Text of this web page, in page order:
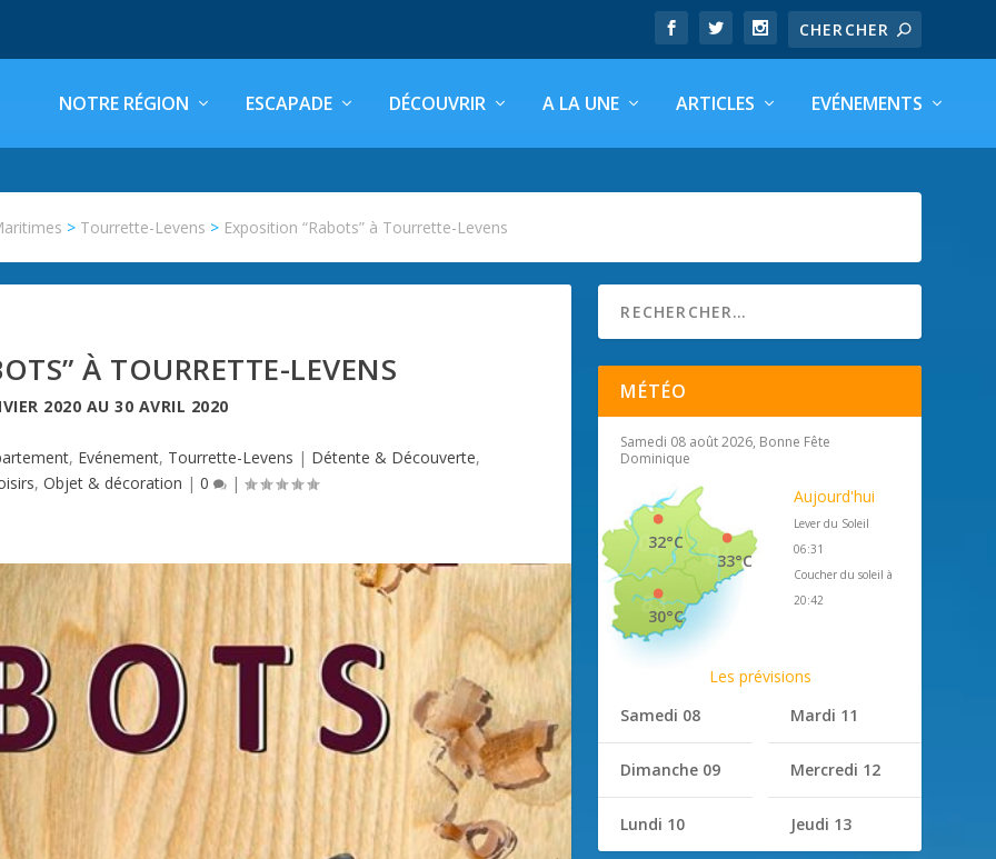
NOTRE RÉGION ESCAPADE DÉCOUVRIR A LA UNE ARTICLES EVÉNEMENTS
> Tourrette-Levens > Exposition “Rabots” à Tourrette-Levens
À TOURRETTE-LEVENS
2020 AU30 AVRIL 2020
, Evénement, Tourrette-Levens | Détente & Découverte,
, Objet & décoration | 0 |
MÉTÉO
Samedi 08 août 2026, Bonne Fête
Dominique
33°C
32°C
30°C
Aujourd'hui
Lever du Soleil
06:31
Coucher du soleil à
20:42
Les prévisions
Samedi 08
Dimanche 09
Lundi 10
Mardi 11
Mercredi 12
Jeudi 13